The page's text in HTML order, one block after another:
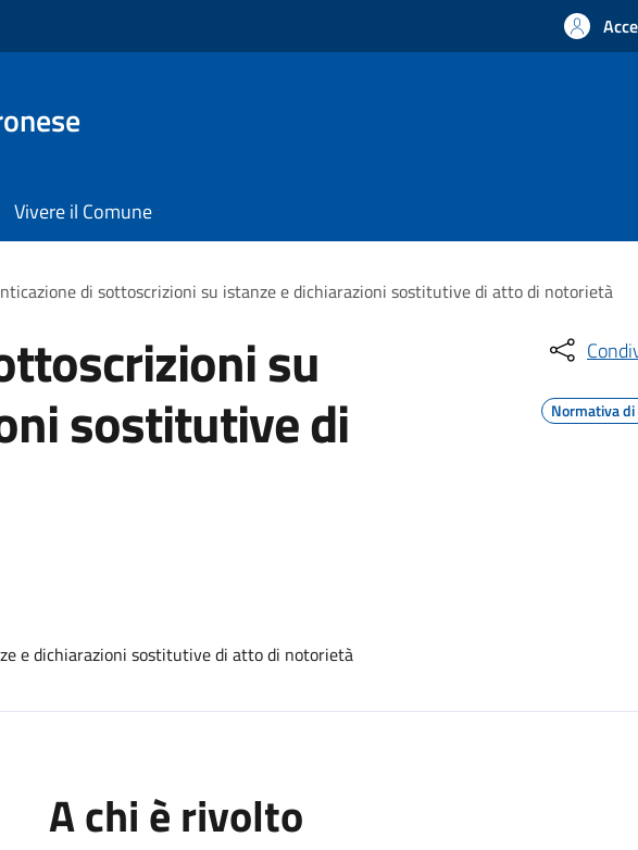
Vivere il Comune
di sottoscrizioni su istanze e dichiarazioni sostitutive di atto di notorietà
su
sostitutive di
e dichiarazioni sostitutive di atto di notorietà
Normativa
A chi è rivolto